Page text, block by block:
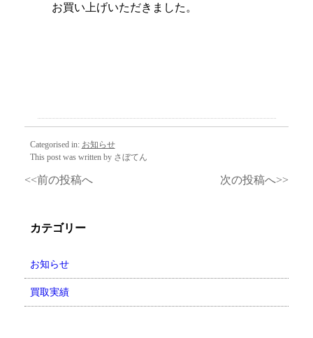
お買い上げいただきました。
Categorised in: お知らせ
This post was written by さぼてん
<<前の投稿へ 次の投稿へ>>
カテゴリー
お知らせ
買取実績